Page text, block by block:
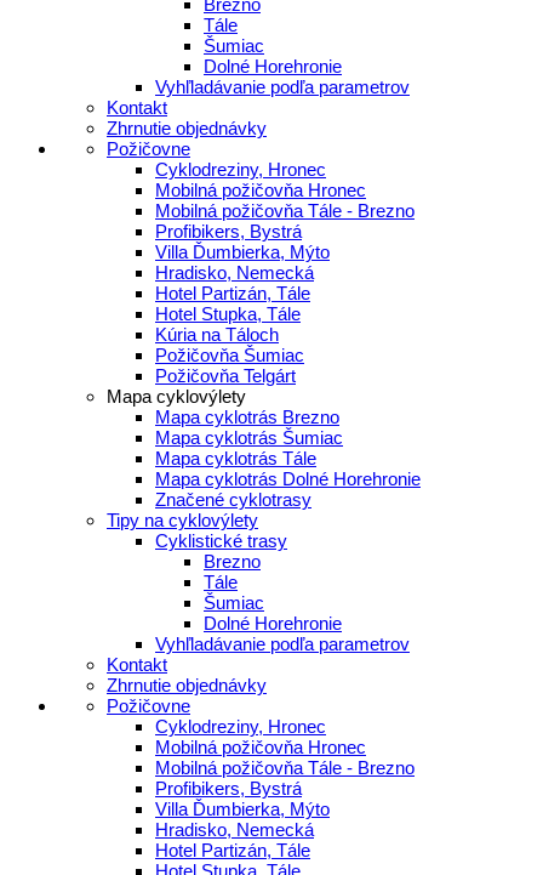
Tále
Šumiac
Dolné Horehronie
Vyhľladávanie podľa parametrov
Kontakt
Zhrnutie objednávky
Požičovne
Cyklodreziny, Hronec
Mobilná požičovňa Hronec
Mobilná požičovňa Tále - Brezno
Profibikers, Bystrá
Villa Ďumbierka, Mýto
Hradisko, Nemecká
Hotel Partizán, Tále
Hotel Stupka, Tále
Kúria na Táloch
Požičovňa Šumiac
Požičovňa Telgárt
Mapa cyklovýlety
Mapa cyklotrás Brezno
Mapa cyklotrás Šumiac
Mapa cyklotrás Tále
Mapa cyklotrás Dolné Horehronie
Značené cyklotrasy
Tipy na cyklovýlety
Cyklistické trasy
Brezno
Tále
Šumiac
Dolné Horehronie
Vyhľladávanie podľa parametrov
Kontakt
Zhrnutie objednávky
Požičovne
Cyklodreziny, Hronec
Mobilná požičovňa Hronec
Mobilná požičovňa Tále - Brezno
Profibikers, Bystrá
Villa Ďumbierka, Mýto
Hradisko, Nemecká
Hotel Partizán, Tále
Hotel Stupka, Tále